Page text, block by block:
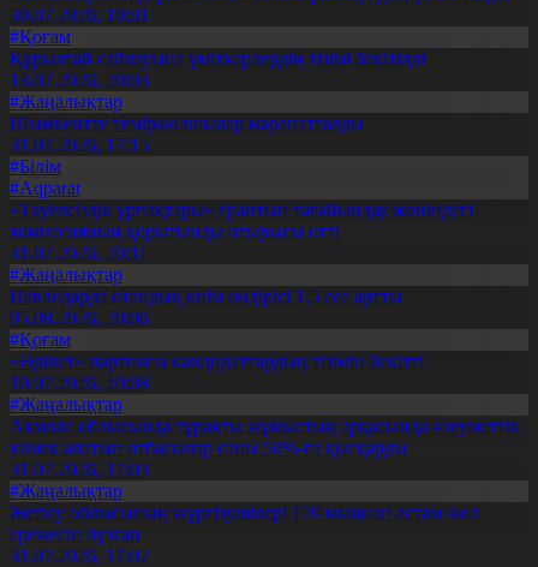
30.07.2026, 10:01
#Қоғам
Құрылтай сайлауына үміткерлердің тізімі бекітілді
13.07.2026, 20:03
#Жаңалықтар
Шымкентте теміржолшылар марапатталды
31.07.2026, 17:15
#Білім
#Aqparat
«Тәуелсіздік ұрпақтары» грантын тағайындау жөніндегі
комиссияның қорытынды отырысы өтті
31.07.2026, 20:11
#Жаңалықтар
Павлодарда отандық өнім өндірісі 1,5 есе артты
05.08.2026, 20:06
#Қоғам
«Әділет» партиясы кандидаттардың тізімін бекітті
10.07.2026, 20:08
#Жаңалықтар
Ақмола облысында тұрақты жұмыстың арқасында әлеуметтік
көмек алатын отбасылар саны 50%-ға қысқарды
31.07.2026, 17:03
#Жаңалықтар
Жетісу облысының жүргізушілері 170 мыңнан астам жол
ережесін бұзған
31.07.2026, 17:02